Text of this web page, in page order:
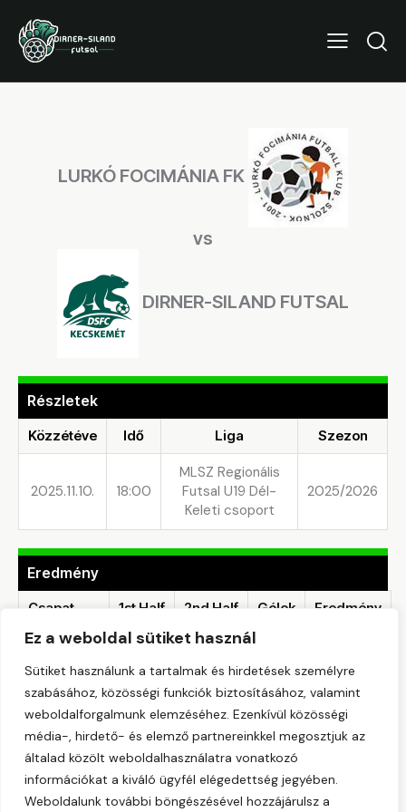
Ez a weboldal sütiket használ
Sütiket használunk a tartalmak és hirdetések személyre
szabásához, közösségi funkciók biztosításához, valamint
weboldalforgalmunk elemzéséhez. Ezenkívül közösségi
média-, hirdető- és elemző partnereinkkel megosztjuk az
általad közölt weboldalhasználatra vonatkozó
információkat a kiváló ügyfél elégedettség jegyében.
Weboldalunk további böngészésével hozzájárulsz a
LURKÓ FOCIMÁNIA FK
vs
DIRNER-SILAND FUTSAL
Részletek
Közzétéve Idő Liga Szezon
2025.11.10. 18:00
MLSZ Regionális
Futsal U19 Dél-
Keleti csoport
2025/2026
Eredmény
Csapat 1st Half 2nd Half Gólok Eredmény
LURKÓ
FOCIMÁNIA
— Vereség
DIRNER-
SILAND
FUTSAL
— — 3 Győzelem